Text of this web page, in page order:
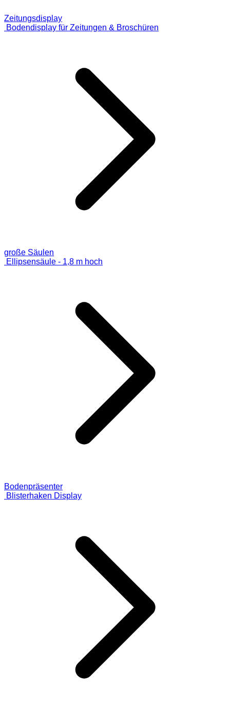
Zeitungsdisplay
Bodendisplay für Zeitungen & Broschüren
große Säulen
Ellipsensäule - 1,8 m hoch
Bodenpräsenter
Blisterhaken Display